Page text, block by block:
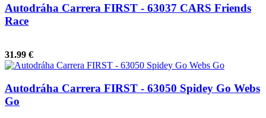
Autodráha Carrera FIRST - 63037 CARS Friends
Race
31.99 €
Autodráha Carrera FIRST - 63050 Spidey Go Webs
Go